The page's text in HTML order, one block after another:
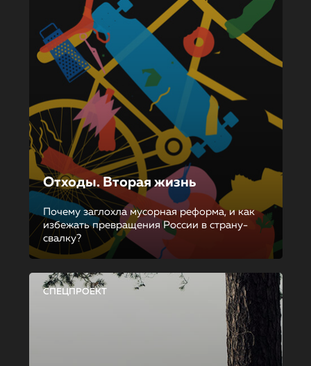
Отходы. Вторая жизнь
Почему заглохла мусорная реформа, и как
избежать превращения России в страну-
свалку?
СПЕЦПРОЕКТ